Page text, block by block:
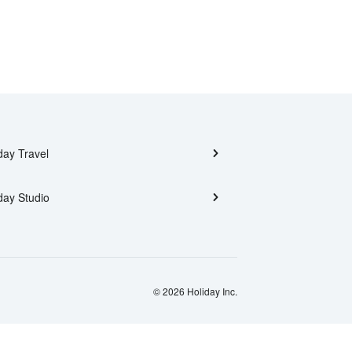
Travel
Studio
© 2026 Holiday Inc.